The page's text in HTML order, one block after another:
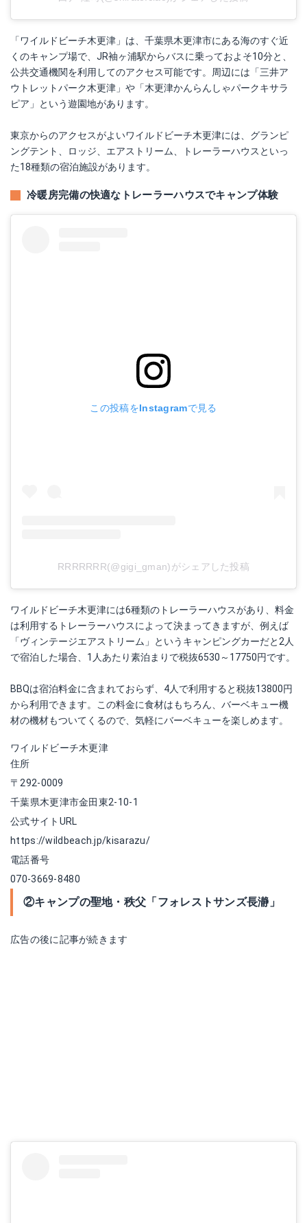
「ワイルドビーチ木更津」は、千葉県木更津市にある海のすぐ近
くのキャンプ場で、JR袖ヶ浦駅からバスに乗っておよそ10分と、
公共交通機関を利用してのアクセス可能です。周辺には「三井ア
ウトレットパーク木更津」や「木更津かんらんしゃパークキサラ
ピア」という遊園地があります。
東京からのアクセスがよいワイルドビーチ木更津には、グランピ
ングテント、ロッジ、エアストリーム、トレーラーハウスといっ
た18種類の宿泊施設があります。
冷暖房完備の快適なトレーラーハウスでキャンプ体験
この投稿をInstagramで見る
RRRRRRR(@gigi_gman)がシェアした投稿
ワイルドビーチ木更津には6種類のトレーラーハウスがあり、料金
は利用するトレーラーハウスによって決まってきますが、例えば
「ヴィンテージエアストリーム」というキャンピングカーだと2人
で宿泊した場合、1人あたり素泊まりで税抜6530～17750円です。
BBQは宿泊料金に含まれておらず、4人で利用すると税抜13800円
から利用できます。この料金に食材はもちろん、バーベキュー機
材の機材もついてくるので、気軽にバーベキューを楽しめます。
ワイルドビーチ木更津
住所
〒292-0009
千葉県木更津市金田東2-10-1
公式サイトURL
https://wildbeach.jp/kisarazu/
電話番号
070-3669-8480
②キャンプの聖地・秩父「フォレストサンズ長瀞」
広告の後に記事が続きます